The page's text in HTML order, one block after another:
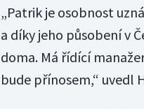
„Patrik je osobnost
a díky jeho působení v
doma. Má řídící
bude přínosem,“ uvedl